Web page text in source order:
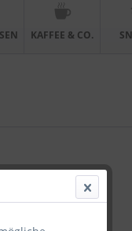
KAFFEE & CO.